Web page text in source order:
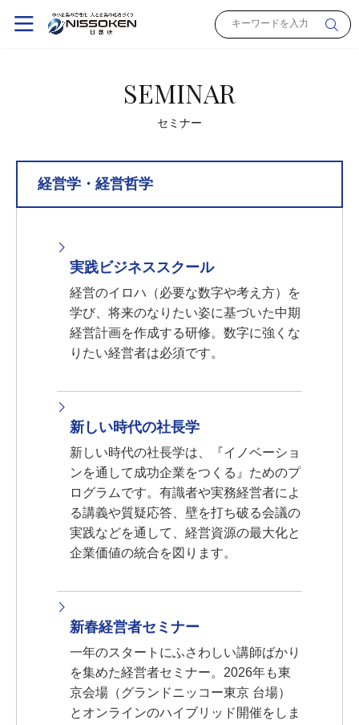
SEMINAR
セミナー
経営学・経営哲学
実践ビジネススクール
経営のイロハ（必要な数字や考え方）を
学び、将来のなりたい姿に基づいた中期
経営計画を作成する研修。数字に強くな
りたい経営者は必須です。
新しい時代の社長学
新しい時代の社長学は、『イノベーショ
ンを通して成功企業をつくる』ためのプ
ログラムです。有識者や実務経営者によ
る講義や質疑応答、壁を打ち破る会議の
実践などを通して、経営資源の最大化と
企業価値の統合を図ります。
新春経営者セミナー
一年のスタートにふさわしい講師ばかり
を集めた経営者セミナー。2026年も東
京会場（グランドニッコー東京 台場）
とオンラインのハイブリッド開催をしま